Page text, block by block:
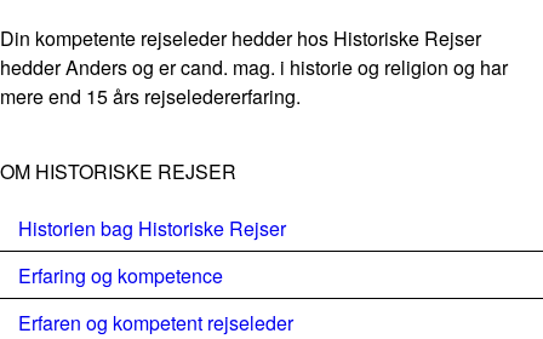
Din kompetente rejseleder hedder hos Historiske Rejser
hedder Anders og er cand. mag. i historie og religion og har
mere end 15 års rejseledererfaring.
OM HISTORISKE REJSER
Historien bag Historiske Rejser
Erfaring og kompetence
Erfaren og kompetent rejseleder